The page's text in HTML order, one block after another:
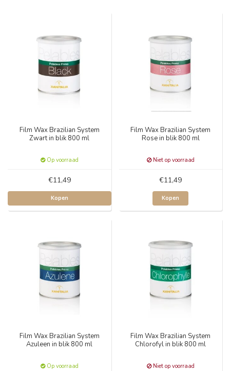
Film Wax Brazilian System
Zwart in blik 800 ml
Op voorraad
€11,49
Kopen
Film Wax Brazilian System
Rose in blik 800 ml
Niet op voorraad
€11,49
Kopen
Film Wax Brazilian System
Azuleen in blik 800 ml
Op voorraad
Film Wax Brazilian System
Chlorofyl in blik 800 ml
Niet op voorraad